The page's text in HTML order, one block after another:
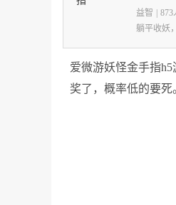
益智
873
躺平收妖
爱微游妖怪金手指
奖了，概率低的要死